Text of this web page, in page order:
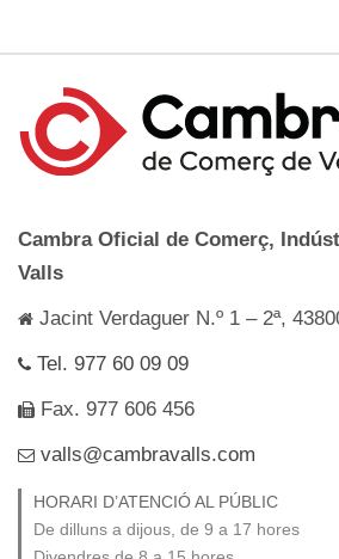
Cambra Oficial de Comerç,
Valls
Jacint Verdaguer N.º 1 – 2ª,
Tel. 977 60 09 09
Fax. 977 606 456
valls@cambravalls.com
HORARI D’ATENCIÓ AL PÚBLIC
De dilluns a dijous, de 9 a 17 hores